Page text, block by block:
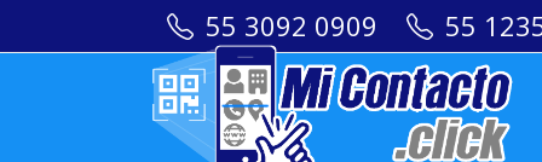
55 3092 0909 55